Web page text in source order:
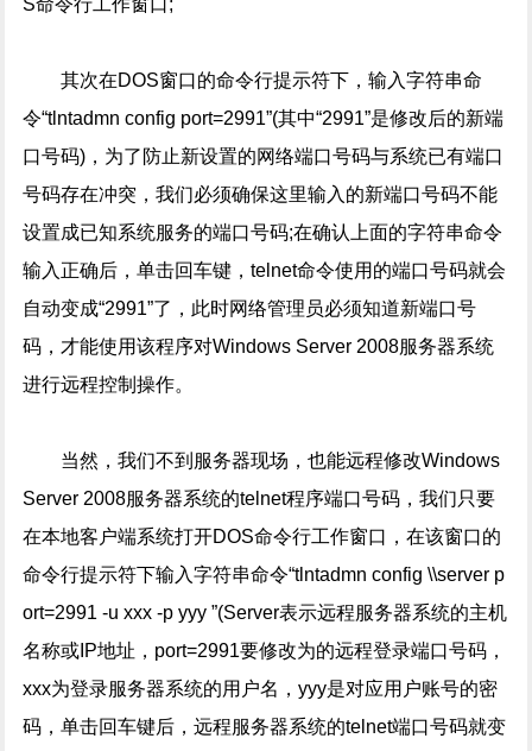
S命令行工作窗口;
其次在DOS窗口的命令行提示符下，输入字符串命
令“tlntadmn config port=2991”(其中“2991”是修改后的新端
口号码)，为了防止新设置的网络端口号码与系统已有端口
号码存在冲突，我们必须确保这里输入的新端口号码不能
设置成已知系统服务的端口号码;在确认上面的字符串命令
输入正确后，单击回车键，telnet命令使用的端口号码就会
自动变成“2991”了，此时网络管理员必须知道新端口号
码，才能使用该程序对Windows Server 2008服务器系统
进行远程控制操作。
当然，我们不到服务器现场，也能远程修改Windows
Server 2008服务器系统的telnet程序端口号码，我们只要
在本地客户端系统打开DOS命令行工作窗口，在该窗口的
命令行提示符下输入字符串命令“tlntadmn config \\server p
ort=2991 -u xxx -p yyy ”(Server表示远程服务器系统的主机
名称或IP地址，port=2991要修改为的远程登录端口号码，
xxx为登录服务器系统的用户名，yyy是对应用户账号的密
码，单击回车键后，远程服务器系统的telnet端口号码就变